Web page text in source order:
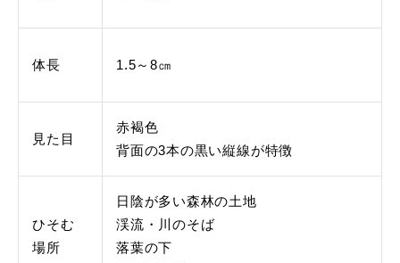
体長 1.5～8㎝
見た目
赤褐色
背面の3本の黒い縦線が特徴
ひそむ
場所
日陰が多い森林の土地
渓流・川のそば
落葉の下